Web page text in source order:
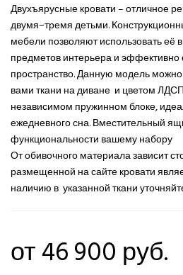
Двухъярусные кровати – отличное
двумя−тремя детьми.
мебели позволяют использовать её
предметов интерьера и эффективно
пространство. Данную модель
вами ткани на диване и цветом
независимом пружинном блоке,
ежедневного сна. Вместительный
функциональности вашему набору
От обивочного материала зависит
размещенной на сайте кровати
наличию в указанной ткани
от 46 900 руб.